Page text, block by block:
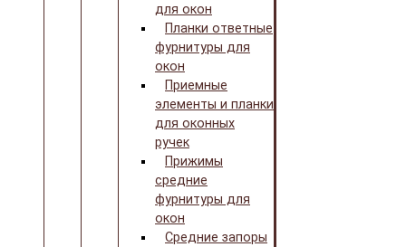
для окон
Планки ответные
фурнитуры для
окон
Приемные
элементы и планки
для оконных
ручек
Прижимы
средние
фурнитуры для
окон
Средние запоры